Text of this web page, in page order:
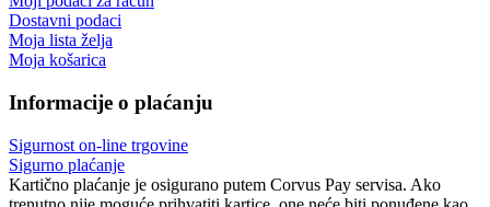
Dostavni podaci
Moja lista želja
Moja košarica
Informacije o plaćanju
Sigurnost on-line trgovine
Sigurno plaćanje
Kartično plaćanje je osigurano putem Corvus Pay servisa. Ako